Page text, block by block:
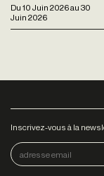
Du 10 Juin 2026au 30
Juin 2026
Inscrivez-vous à la